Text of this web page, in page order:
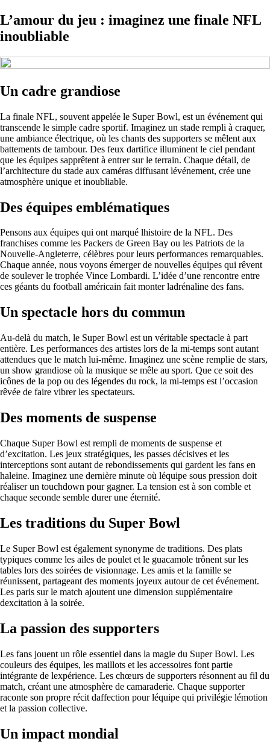
L’amour du jeu : imaginez une finale NFL
inoubliable
Un cadre grandiose
La finale NFL, souvent appelée le Super Bowl, est un événement qui
transcende le simple cadre sportif. Imaginez un stade rempli à craquer,
une ambiance électrique, où les chants des supporters se mêlent aux
battements de tambour. Des feux dartifice illuminent le ciel pendant
que les équipes sapprêtent à entrer sur le terrain. Chaque détail, de
l’architecture du stade aux caméras diffusant lévénement, crée une
atmosphère unique et inoubliable.
Des équipes emblématiques
Pensons aux équipes qui ont marqué lhistoire de la NFL. Des
franchises comme les Packers de Green Bay ou les Patriots de la
Nouvelle-Angleterre, célèbres pour leurs performances remarquables.
Chaque année, nous voyons émerger de nouvelles équipes qui rêvent
de soulever le trophée Vince Lombardi. L’idée d’une rencontre entre
ces géants du football américain fait monter ladrénaline des fans.
Un spectacle hors du commun
Au-delà du match, le Super Bowl est un véritable spectacle à part
entière. Les performances des artistes lors de la mi-temps sont autant
attendues que le match lui-même. Imaginez une scène remplie de stars,
un show grandiose où la musique se mêle au sport. Que ce soit des
icônes de la pop ou des légendes du rock, la mi-temps est l’occasion
rêvée de faire vibrer les spectateurs.
Des moments de suspense
Chaque Super Bowl est rempli de moments de suspense et
d’excitation. Les jeux stratégiques, les passes décisives et les
interceptions sont autant de rebondissements qui gardent les fans en
haleine. Imaginez une dernière minute où léquipe sous pression doit
réaliser un touchdown pour gagner. La tension est à son comble et
chaque seconde semble durer une éternité.
Les traditions du Super Bowl
Le Super Bowl est également synonyme de traditions. Des plats
typiques comme les ailes de poulet et le guacamole trônent sur les
tables lors des soirées de visionnage. Les amis et la famille se
réunissent, partageant des moments joyeux autour de cet événement.
Les paris sur le match ajoutent une dimension supplémentaire
dexcitation à la soirée.
La passion des supporters
Les fans jouent un rôle essentiel dans la magie du Super Bowl. Les
couleurs des équipes, les maillots et les accessoires font partie
intégrante de lexpérience. Les chœurs de supporters résonnent au fil du
match, créant une atmosphère de camaraderie. Chaque supporter
raconte son propre récit daffection pour léquipe qui privilégie lémotion
et la passion collective.
Un impact mondial